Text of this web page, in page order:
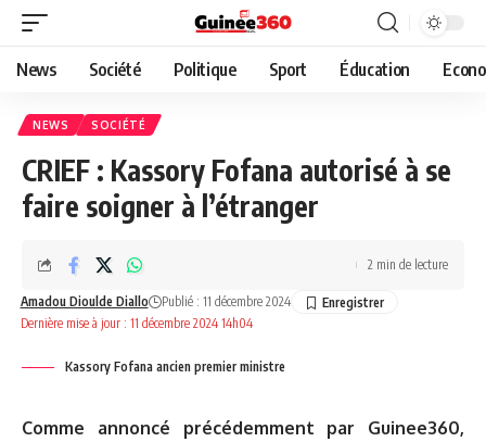
News Société Politique Sport Éducation
NEWS SOCIÉTÉ
CRIEF : Kassory Fofana autorisé à se
faire soigner à l’étranger
Dernière mise à jour : 11 décembre 2024 14h04
Amadou Dioulde Diallo Publié : 11 décembre 2024
2 min de lecture
Kassory Fofana ancien premier ministre
Comme annoncé précédemment par Guinee360,